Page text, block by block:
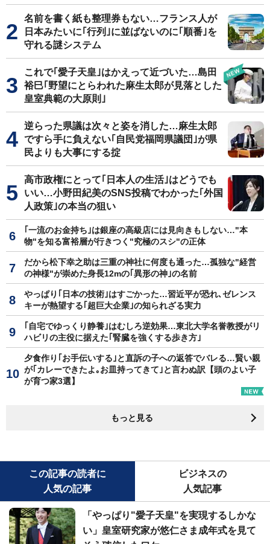
名前を書く紙も整理券もない…フランス人が
日本みたいに｢行列｣に並ばないのに｢順番｣を
守れる謎システム
これで｢愛子天皇｣はかえって近づいた…島田
裕巳｢野望にとらわれた麻生太郎が見落とした
皇室典範の大原則｣
逆らった県議は次々と姿を消した…麻生太郎
ですら手に負えない｢自民党福岡県議団｣が県
民よりも大事にする掟
高市政権にとって｢日本人の生活｣はどうでも
いい…小野田紀美のSNS投稿でわかった｢外国
人政策｣の本当の狙い
｢一流のお金持ち｣は銀座の高級店には見向きもしない…"本
物"を知る富裕層が行きつく"究極のスシ"の正体
だから松下幸之助は三重の神社に何度も通った…孤独な"経営
の神様"が崇めた身長12mの｢異形の神｣の名前
やっぱり｢日本の技術｣はすごかった…習近平が恐れ､ゼレンス
キーが熱望する｢超巨大企業｣の知られざる実力
｢自宅でゆっくり静養｣はむしろ逆効果…東北大学名誉教授がリ
ハビリの主役に据えた｢腎臓を強くする歩き方｣
夕食作り｢お手伝いする｣と直訴の子への返答でバレる…賢い親
が｢カレーできたよ｡お皿持ってきて｣と言わぬ訳【頭のよい子
が育つ家3選】
もっと見る
この記事の読者に
人気の記事
ビジネスの
人気記事
「やっぱり"愛子天皇"を実現するしかな
い」皇室研究家が悠仁さま成年式を見て